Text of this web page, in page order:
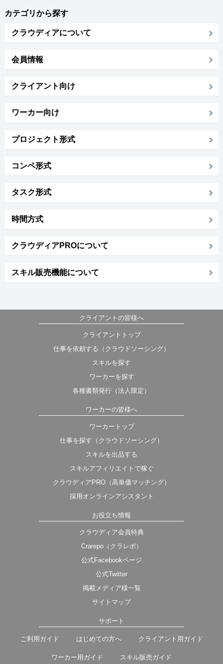
カテゴリから探す
クラウディアについて
会員情報
クライアント向け
ワーカー向け
プロジェクト形式
コンペ形式
タスク形式
時間方式
クラウディアPROについて
スキル販売機能について
クライアントの皆様へ
クライアントトップ
仕事を依頼する（クラウドソーシング）
スキルを探す
ワーカーを探す
各種書類発行（法人限定）
ワーカーの皆様へ
ワーカートップ
仕事を探す（クラウドソーシング）
スキルを出品する
スキルアフィリエイトで稼ぐ
クラウディアPRO（高単価マッチング）
採用オンラインアシスタント
お役立ち情報
クラウディア会員特典
Crarepo（クラレポ）
公式Facebookページ
公式Twitter
掲載メディア様一覧
サイトマップ
サポート
ご利用ガイド はじめての方へ クライアント用ガイド
ワーカー用ガイド スキル販売ガイド